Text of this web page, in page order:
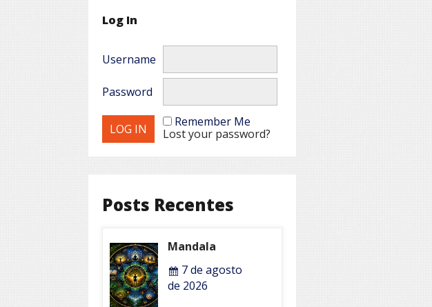
Log In
Username
Password
Remember Me
Lost your password?
Posts Recentes
Mandala
7 de agosto
de 2026